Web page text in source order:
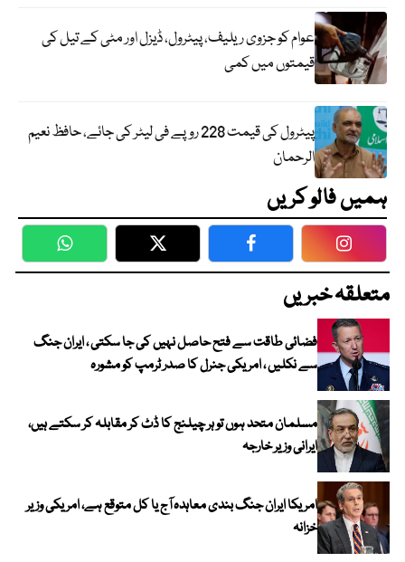
عوام کو جزوی ریلیف، پیٹرول، ڈیزل اور مٹی کے تیل کی
قیمتوں میں کمی
پیٹرول کی قیمت 228 روپے فی لیٹر کی جائے، حافظ نعیم
الرحمان
ہمیں فالو کریں
WhatsApp Twitter Facebook
متعلقہ خبریں
فضائی طاقت سے فتح حاصل نہیں کی جا سکتی ، ایران جنگ
سے نکلیں ، امریکی جنرل کا صدر ٹرمپ کو مشورہ
مسلمان متحد ہوں تو ہر چیلنج کا ڈٹ کر مقابلہ کر سکتے ہیں،
ایرانی وزیر خارجہ
امریکا ایران جنگ بندی معاہدہ آج یا کل متوقع ہے، امریکی وزیر
خزانہ